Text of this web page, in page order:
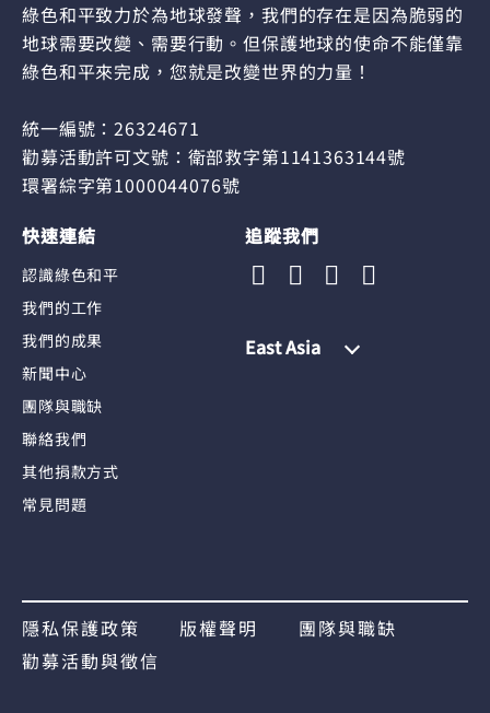
綠色和平致力於為地球發聲，我們的存在是因為脆弱的
地球需要改變、需要行動。但保護地球的使命不能僅靠
綠色和平來完成，您就是改變世界的力量！
統一編號：26324671
勸募活動許可文號：衛部救字第1141363144號
環署綜字第1000044076號
快速連結
認識綠色和平
我們的工作
我們的成果
新聞中心
團隊與職缺
聯絡我們
其他捐款方式
常見問題
追蹤我們
East Asia
隱私保護政策 版權聲明
團隊與職缺
勸募活動與徵信